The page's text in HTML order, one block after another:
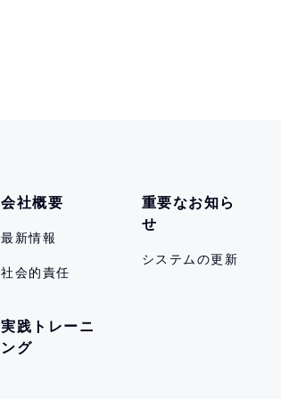
会社概要
最新情報
社会的責任
重要なお知ら
せ
システムの更新
実践トレーニ
ング